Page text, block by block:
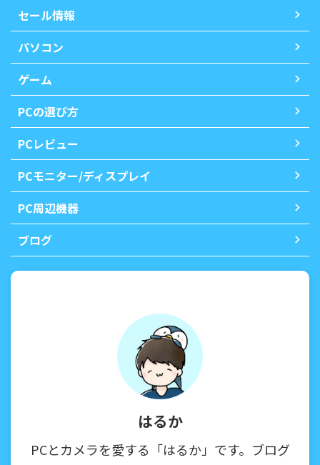
セール情報
パソコン
ゲーム
PCの選び方
PCレビュー
PCモニター/ディスプレイ
PC周辺機器
ブログ
はるか
PCとカメラを愛する「はるか」です。ブログ